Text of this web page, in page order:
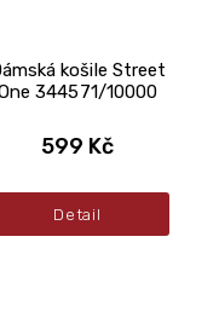
košile Street
344571/10000
599 Kč
Detail